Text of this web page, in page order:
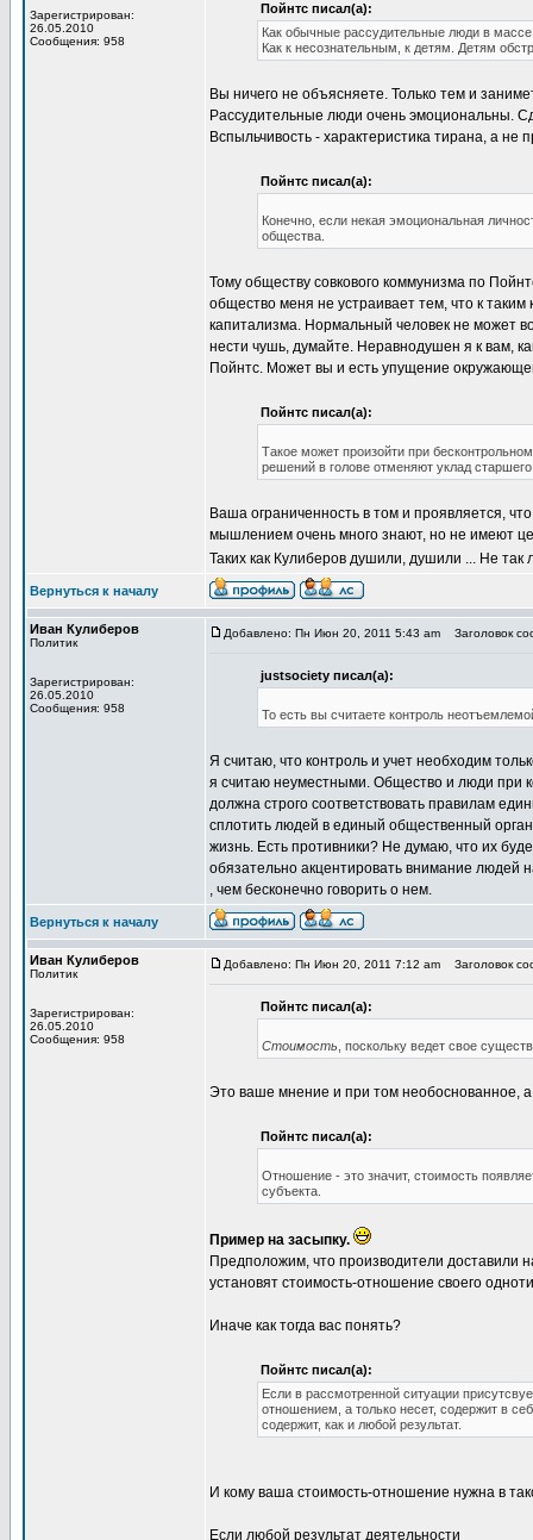
Зарегистрирован:
26.05.2010
Сообщения: 958
Пойнтс писал(а):
Как обычные рассудительные люди в
Как к несознательным, к детям. Детям
Вы ничего не объясняете. Только тем и
Рассудительные люди очень эмоциональны.
Вспыльчивость - характеристика тирана, а не
Пойнтс писал(а):
Конечно, если некая эмоциональная
общества.
Тому обществу совкового коммунизма по
общество меня не устраивает тем, что к таким
капитализма. Нормальный человек не может
нести чушь, думайте. Неравнодушен я к вам,
Пойнтс. Может вы и есть упущение
Пойнтс писал(а):
Такое может произойти при
решений в голове отменяют уклад
Ваша ограниченность в том и проявляется,
мышлением очень много знают, но не имеют
Таких как Кулиберов душили, душили ... Не так
Вернуться к началу
Иван Кулиберов
Политик
Зарегистрирован:
26.05.2010
Сообщения: 958
Добавлено: Пн Июн 20, 2011 5:43 am Заголовок
justsociety писал(а):
То есть вы считаете контроль
Я считаю, что контроль и учет необходим
я считаю неуместными. Общество и люди при
должна строго соответствовать правилам
сплотить людей в единый общественный
жизнь. Есть противники? Не думаю, что их
обязательно акцентировать внимание людей
, чем бесконечно говорить о нем.
Вернуться к началу
Иван Кулиберов
Политик
Зарегистрирован:
26.05.2010
Сообщения: 958
Добавлено: Пн Июн 20, 2011 7:12 am Заголовок
Пойнтс писал(а):
Стоимость , поскольку ведет свое
Это ваше мнение и при том необоснованное,
Пойнтс писал(а):
Отношение - это значит, стоимость
субъекта.
Пример на засыпку.
Предположим, что производители доставили
установят стоимость-отношение своего
Иначе как тогда вас понять?
Пойнтс писал(а):
Если в рассмотренной ситуации
отношением, а только несет, содержит в
содержит, как и любой результат.
И кому ваша стоимость-отношение нужна в
Если любой результат деятельности